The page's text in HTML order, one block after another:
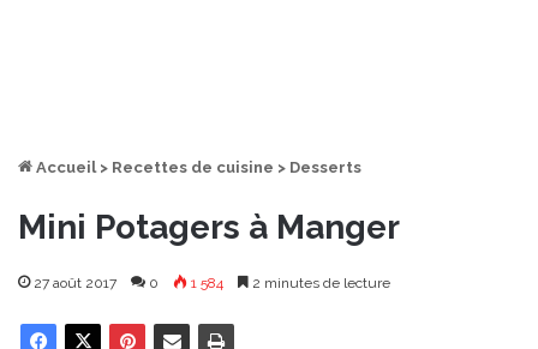
Accueil > Recettes de cuisine > Desserts
Mini Potagers à Manger
27 août 2017 0 1 584 2 minutes de lecture